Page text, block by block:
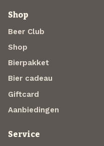
Shop
Beer Club
Shop
Bierpakket
Bier cadeau
Giftcard
Aanbiedingen
Service